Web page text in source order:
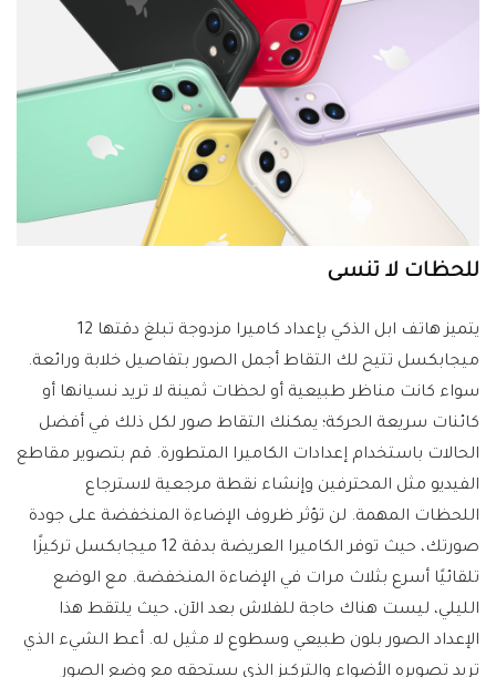
للحظات لا تنسى
يتميز هاتف ابل الذكي بإعداد كاميرا مزدوجة تبلغ دقتها 12
ميجابكسل تتيح لك التقاط أجمل الصور بتفاصيل خلابة ورائعة.
سواء كانت مناظر طبيعية أو لحظات ثمينة لا تريد نسيانها أو
كائنات سريعة الحركة؛ يمكنك التقاط صور لكل ذلك في أفضل
الحالات باستخدام إعدادات الكاميرا المتطورة. قم بتصوير مقاطع
الفيديو مثل المحترفين وإنشاء نقطة مرجعية لاسترجاع
اللحظات المهمة. لن تؤثر ظروف الإضاءة المنخفضة على جودة
صورتك، حيث توفر الكاميرا العريضة بدقة 12 ميجابكسل تركيزًا
تلقائيًا أسرع بثلاث مرات في الإضاءة المنخفضة. مع الوضع
الليلي، ليست هناك حاجة للفلاش بعد الآن، حيث يلتقط هذا
الإعداد الصور بلون طبيعي وسطوع لا مثيل له. أعط الشيء الذي
تريد تصويره الأضواء والتركيز الذي يستحقه مع وضع الصور